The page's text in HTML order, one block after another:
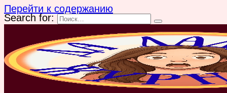
Перейти к содержанию
Search for: